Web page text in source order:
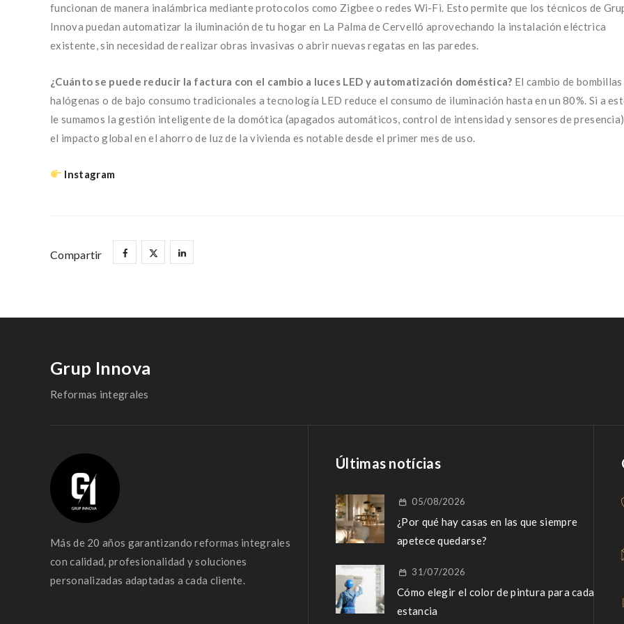
funcionan de manera inalámbrica mediante protocolos como Zigbee o redes Wi-Fi. Esto permite que los técnicos de
Innova puedan automatizar la iluminación de tu hogar en La Palma de Cervelló aprovechando la instalación eléctrica
existente, sin necesidad de realizar obras invasivas o abrir nuevas regatas en las paredes.
¿Cuánto se puede reducir la factura con el cambio a luces LED y automatización doméstica? El cambio de bombillas
halógenas o de bajo consumo tradicionales a tecnología LED reduce el consumo de iluminación hasta en un 80%. Si a
le sumamos la gestión inteligente de la domótica (apagados automáticos, control de intensidad y sensores de
el impacto global en el ahorro de luz de la vivienda es notable desde el primer mes de uso.
Instagram
Grup Innova
Reformas integrales
Más de 20 años garantizando reformas integrales
con calidad, profesionalidad y soluciones
personalizadas adaptadas a cada cliente.
Últimas notícias
05/08/2026
¿Por qué hay casas en las que siempre
apetece quedarse?
31/07/2026
Cómo elegir el color de pintura para cada
estancia